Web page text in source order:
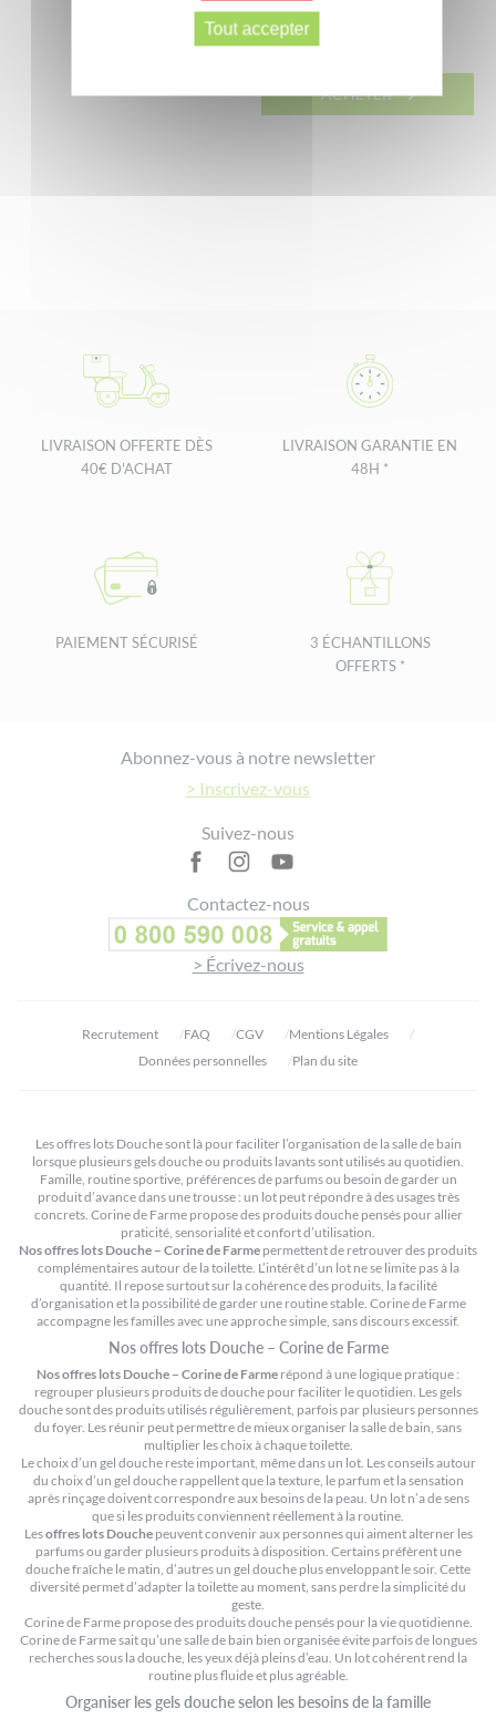
actuel
est :
29,60 €.
est :
23,70 €.
ACHETER
LIVRAISON OFFERTE DÈS
40€ D'ACHAT
LIVRAISON GARANTIE EN
48H *
PAIEMENT SÉCURISÉ
3 ÉCHANTILLONS
OFFERTS *
Abonnez-vous à notre newsletter
> Inscrivez-vous
Suivez-nous
Contactez-nous
> Écrivez-nous
Recrutement FAQ CGV
Mentions Légales
Données personnelles
Plan du site
Les offres lots Douche sont là pour faciliter l’organisation de la salle de bain
lorsque plusieurs gels douche ou produits lavants sont utilisés au quotidien.
Famille, routine sportive, préférences de parfums ou besoin de garder un
produit d’avance dans une trousse : un lot peut répondre à des usages très
concrets. Corine de Farme propose des produits douche pensés pour allier
praticité, sensorialité et confort d’utilisation.
Nos offres lots Douche – Corine de Farme permettent de retrouver des produits
complémentaires autour de la toilette. L’intérêt d’un lot ne se limite pas à la
quantité. Il repose surtout sur la cohérence des produits, la facilité
d’organisation et la possibilité de garder une routine stable. Corine de Farme
accompagne les familles avec une approche simple, sans discours excessif.
Nos offres lots Douche – Corine de Farme
Nos offres lots Douche – Corine de Farme répond à une logique pratique :
regrouper plusieurs produits de douche pour faciliter le quotidien. Les gels
douche sont des produits utilisés régulièrement, parfois par plusieurs personnes
du foyer. Les réunir peut permettre de mieux organiser la salle de bain, sans
multiplier les choix à chaque toilette.
Le choix d’un gel douche reste important, même dans un lot. Les conseils autour
du choix d’un gel doucherappellent que la texture, le parfum et la sensation
après rinçage doivent correspondre aux besoins de la peau. Un lot n’a de sens
que si les produits conviennent réellement à la routine.
Lesoffres lots Douchepeuvent convenir aux personnes qui aiment alterner les
parfums ou garder plusieurs produits à disposition. Certains préfèrent une
douche fraîche le matin, d’autres un gel douche plus enveloppant le soir. Cette
diversité permet d’adapter la toilette au moment, sans perdre la simplicité du
geste.
Corine de Farme propose des produits douche pensés pour la vie quotidienne.
Corine de Farme sait qu’une salle de bain bien organisée évite parfois de longues
recherches sous la douche, les yeux déjà pleins d’eau. Un lot cohérent rend la
routine plus fluide et plus agréable.
Organiser les gels douche selon les besoins de la famille
Tout accepter